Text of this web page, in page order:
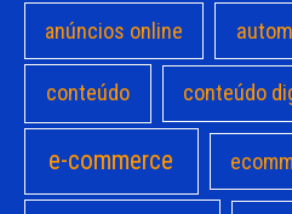
anúncios online
conteúdo conteúdo
e-commerce